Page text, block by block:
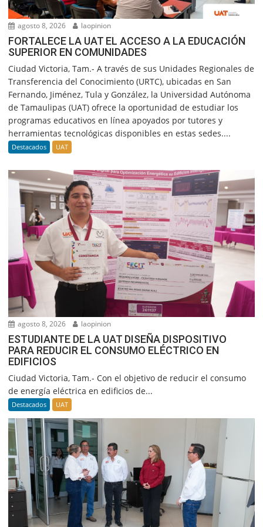
agosto 8, 2026 laopinion
FORTALECE LA UAT EL ACCESO A LA EDUCACIÓN
SUPERIOR EN COMUNIDADES
Ciudad Victoria, Tam.- A través de sus Unidades Regionales de
Transferencia del Conocimiento (URTC), ubicadas en San
Fernando, Jiménez, Tula y González, la Universidad Autónoma
de Tamaulipas (UAT) ofrece la oportunidad de estudiar los
programas educativos en línea apoyados por tutores y
herramientas tecnológicas disponibles en estas sedes....
Destacados UAT
agosto 8, 2026 laopinion
ESTUDIANTE DE LA UAT DISEÑA DISPOSITIVO
PARA REDUCIR EL CONSUMO ELÉCTRICO EN
EDIFICIOS
Ciudad Victoria, Tam.- Con el objetivo de reducir el consumo
de energía eléctrica en edificios de...
Destacados UAT